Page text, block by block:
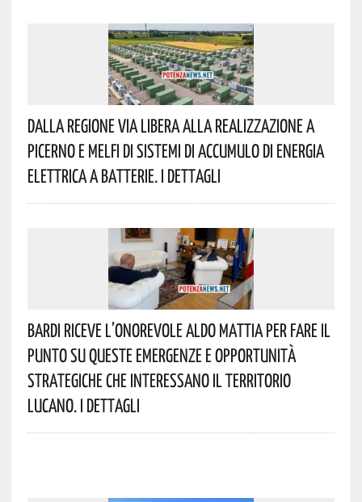
Dalla Regione Via Libera Alla Realizzazione A
Picerno E Melfi Di Sistemi Di Accumulo Di Energia
Elettrica A Batterie. I Dettagli
Bardi Riceve L’onorevole Aldo Mattia Per Fare Il
Punto Su Queste Emergenze E Opportunità
Strategiche Che Interessano Il Territorio
Lucano. I Dettagli